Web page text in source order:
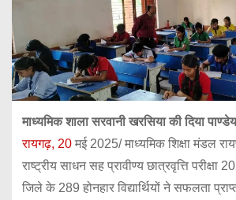
माध्यमिक शाला सरवानी खरसिया की दिया
रायगढ़, 20मई 2025/ माध्यमिक शिक्षा मंडल
राष्ट्रीय साधन सह प्रावीण्य छात्रवृत्ति परीक्षा
जिले के 289 होनहार विद्यार्थियों ने सफलता